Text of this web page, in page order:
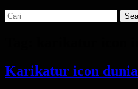
Search
Search
for:
Karikatur icon dunia